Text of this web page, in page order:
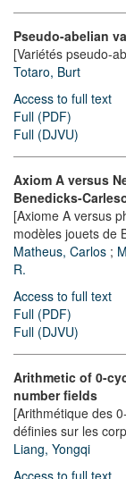
Pseudo-abelian
[Variétés pseudo-
Totaro, Burt
Access to full text
Full (PDF)
Full (DJVU)
Axiom A versus
Benedicks-
[Axiome A versus
modèles jouets de
Matheus, Carlos ;
R.
Access to full text
Full (PDF)
Full (DJVU)
Arithmetic of 0-
number fields
[Arithmétique des
définies sur les
Liang, Yongqi
Access to full text